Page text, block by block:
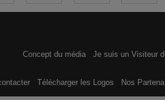
Concept du média Je suis un Visiteur
Télécharger les Logos Nos